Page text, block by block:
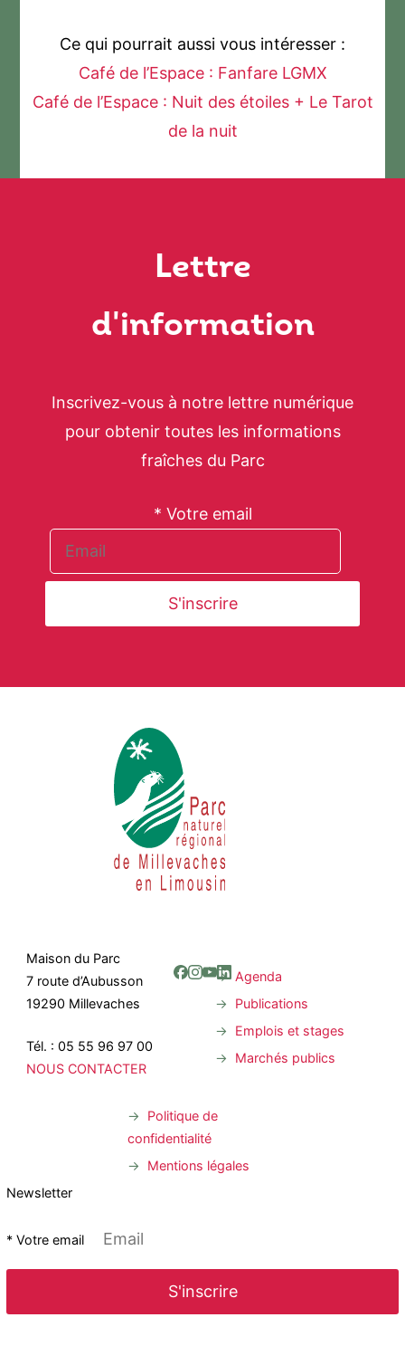
Ce qui pourrait aussi vous intéresser :
Café de l’Espace : Fanfare LGMX
Café de l’Espace : Nuit des étoiles + Le Tarot
de la nuit
Lettre
d'information
Inscrivez-vous à notre lettre numérique
pour obtenir toutes les informations
fraîches du Parc
* Votre email
Maison du Parc
7 route d’Aubusson
19290 Millevaches
Tél. : 05 55 96 97 00
NOUS CONTACTER
Agenda
Publications
Emplois et stages
Marchés publics
Politique de
confidentialité
Mentions légales
Newsletter
* Votre email